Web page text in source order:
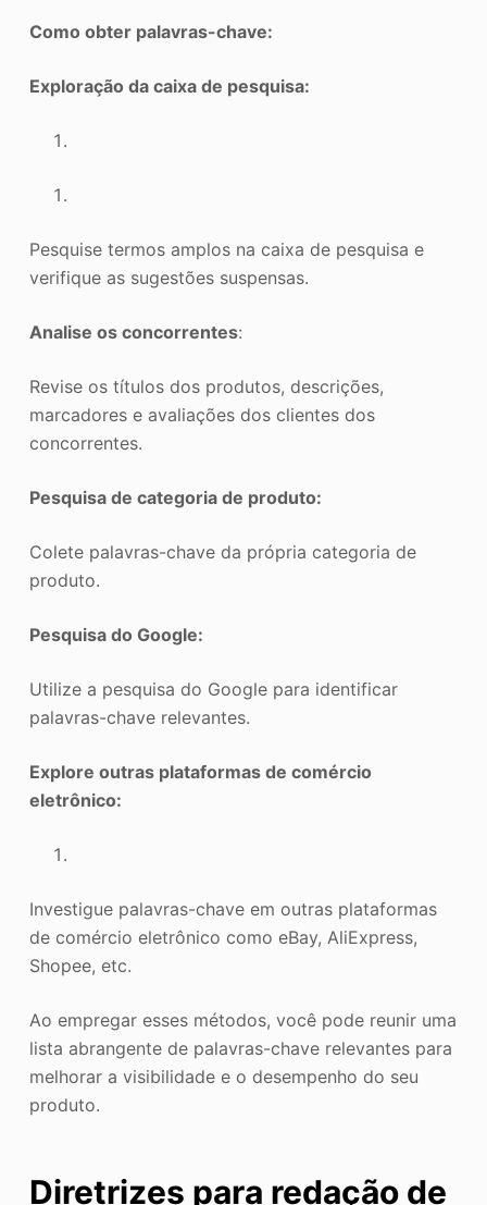
Como obter palavras-chave:
Exploração da caixa de pesquisa:
Pesquise termos amplos na caixa de pesquisa e
verifique as sugestões suspensas.
Analise os concorrentes:
Revise os títulos dos produtos, descrições,
marcadores e avaliações dos clientes dos
concorrentes.
Pesquisa de categoria de produto:
Colete palavras-chave da própria categoria de
produto.
Pesquisa do Google:
Utilize a pesquisa do Google para identificar
palavras-chave relevantes.
Explore outras plataformas de comércio
eletrônico:
Investigue palavras-chave em outras plataformas
de comércio eletrônico como eBay, AliExpress,
Shopee, etc.
Ao empregar esses métodos, você pode reunir uma
lista abrangente de palavras-chave relevantes para
melhorar a visibilidade e o desempenho do seu
produto.
Diretrizes para redação de